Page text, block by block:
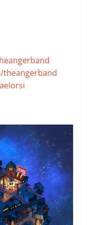
theangerband